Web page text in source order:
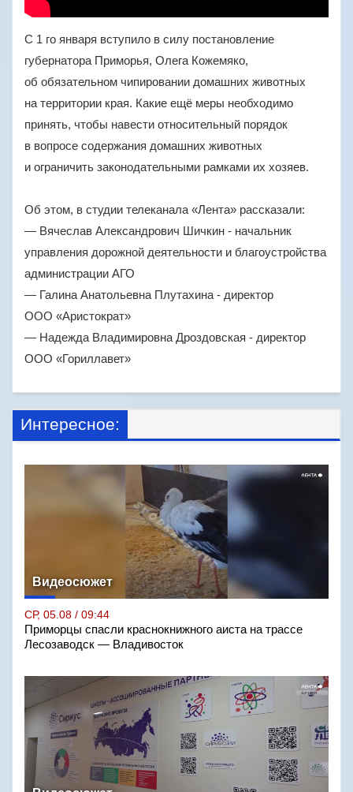
С 1 го января вступило в силу постановление
губернатора Приморья, Олега Кожемяко,
об обязательном чипировании домашних животных
на территории края. Какие ещё меры необходимо
принять, чтобы навести относительный порядок
в вопросе содержания домашних животных
и ограничить законодательными рамками их хозяев.
Об этом, в студии телеканала «Лента» рассказали:
— Вячеслав Александрович Шичкин - начальник
управления дорожной деятельности и благоустройства
администрации АГО
— Галина Анатольевна Плутахина - директор
ООО «Аристократ»
— Надежда Владимировна Дроздовская - директор
ООО «Гориллавет»
Интересное:
Видеосюжет
СР, 05.08 / 09:44
Приморцы спасли краснокнижного аиста на трассе
Лесозаводск — Владивосток